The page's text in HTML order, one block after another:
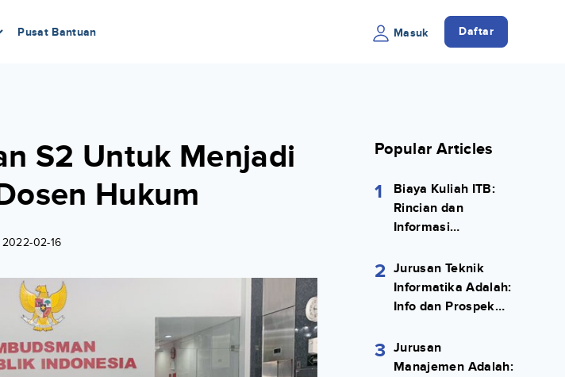
Pusat Bantuan Masuk Daftar
S2 Untuk Menjadi
Hukum
2022-02-16
Popular Articles
1
Biaya Kuliah ITB:
Rincian dan
Informasi
2 Jurusan Teknik
Informatika Adalah:
Info dan Prospek
3 Jurusan
Manajemen Adalah: